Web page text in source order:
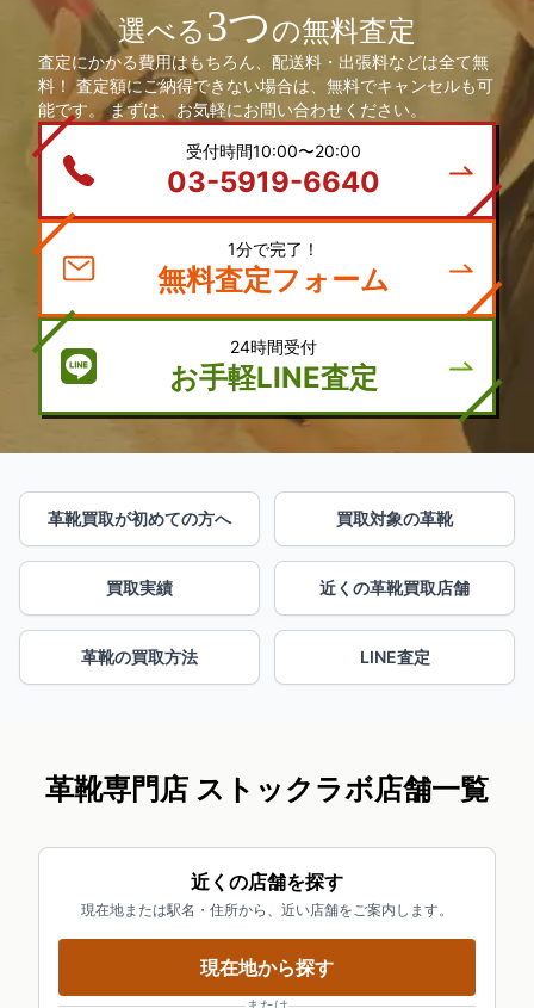
選べる3つの無料査定
査定にかかる費用はもちろん、配送料・出張料などは全て無
料！ 査定額にご納得できない場合は、無料でキャンセルも可
能です。 まずは、お気軽にお問い合わせください。
受付時間10:00〜20:00
03-5919-6640
1分で完了！
無料査定フォーム
24時間受付
お手軽LINE査定
革靴買取が初めての方へ 買取対象の革靴
買取実績 近くの革靴買取店舗
革靴の買取方法 LINE査定
革靴専門店 ストックラボ店舗一覧
近くの店舗を探す
現在地または駅名・住所から、近い店舗をご案内します。
現在地から探す